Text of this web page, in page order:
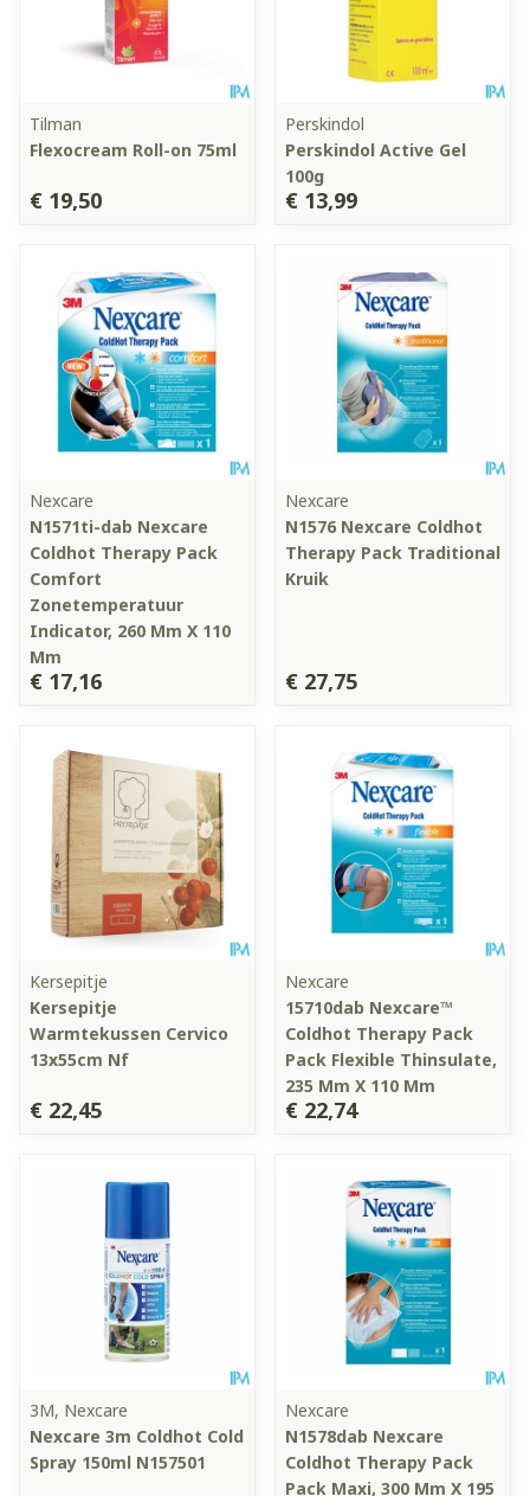
Tilman
Flexocream Roll-on 75ml
€ 19,50
Perskindol
Perskindol Active Gel
100g
€ 13,99
Nexcare
N1571ti-dab Nexcare
Coldhot Therapy Pack
Comfort
Zonetemperatuur
Indicator, 260 Mm X 110
Mm
€ 17,16
Nexcare
N1576 Nexcare Coldhot
Therapy Pack Traditional
Kruik
€ 27,75
Kersepitje
Kersepitje
Warmtekussen Cervico
13x55cm Nf
€ 22,45
Nexcare
15710dab Nexcare™
Coldhot Therapy Pack
Pack Flexible Thinsulate,
235 Mm X 110 Mm
€ 22,74
3M, Nexcare
Nexcare 3m Coldhot Cold
Spray 150ml N157501
Nexcare
N1578dab Nexcare
Coldhot Therapy Pack
Pack Maxi, 300 Mm X 195